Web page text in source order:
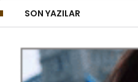
SON YAZILAR